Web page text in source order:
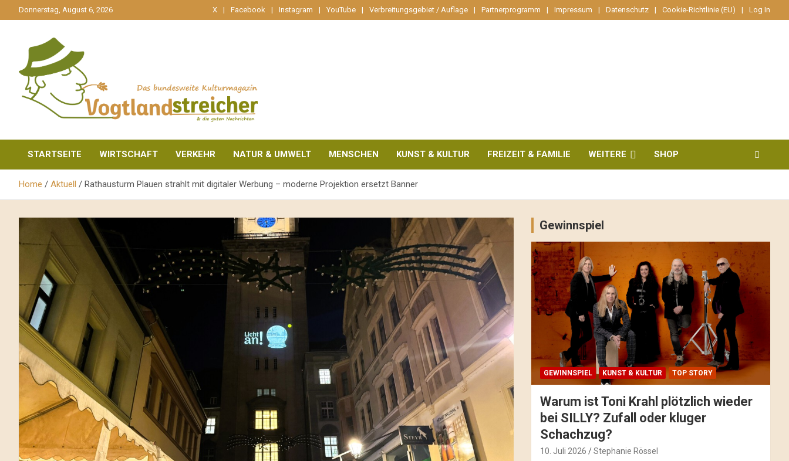
zum
Donnerstag, August 6, 2026 X Facebook Instagram YouTube Verbreitungsgebiet / Auflage Partnerprogramm Impressum Datenschutz Cookie-Richtlinie (EU) Log In
Vogtlandstreicher
STARTSEITE WIRTSCHAFT VERKEHR NATUR & UMWELT MENSCHEN KUNST & KULTUR FREIZEIT & FAMILIE WEITERE SHOP
Home Aktuell Rathausturm Plauen strahlt mit digitaler Werbung – moderne Projektion ersetzt Banner
Gewinnspiel
GEWINNSPIEL KUNST & KULTUR TOP STORY
Warum ist Toni Krahl plötzlich wieder
bei SILLY? Zufall oder kluger
Schachzug?
10. Juli 2026 Stephanie Rössel